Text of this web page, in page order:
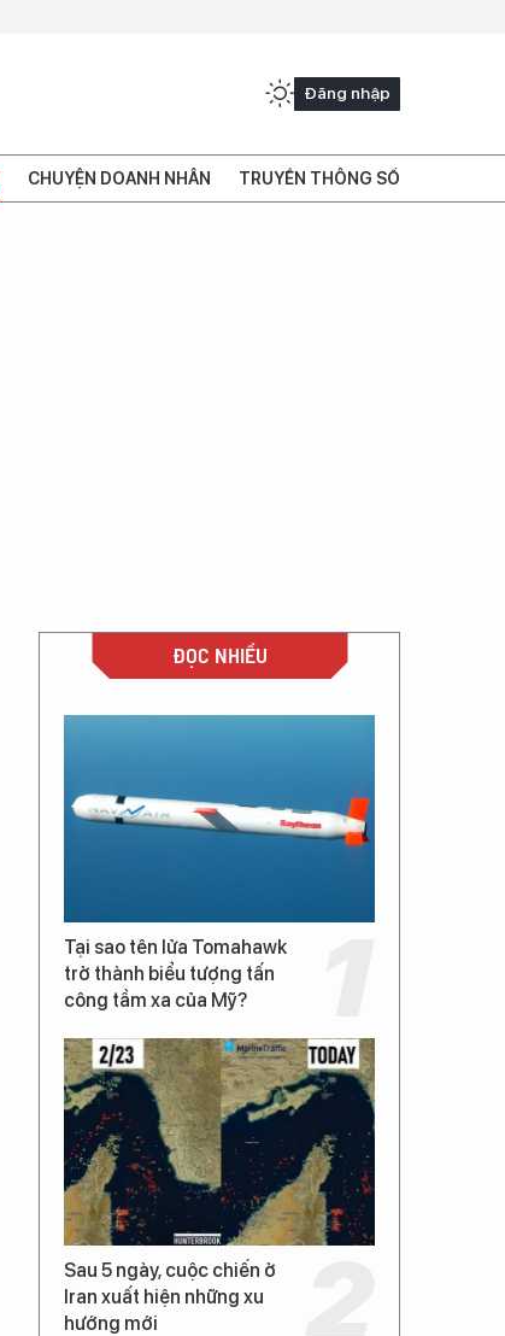
Đăng nhập
CHUYỆN DOANH NHÂN TRUYỀN THÔNG SỐ
ĐỌC NHIỀU
Tại sao tên lửa Tomahawk
trở thành biểu tượng tấn
công tầm xa của Mỹ?
Sau 5 ngày, cuộc chiến ở
Iran xuất hiện những xu
hướng mới